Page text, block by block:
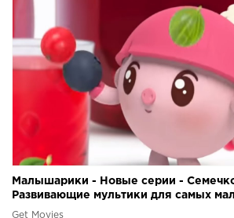
Малышарики - Новые серии -
Развивающие мультики для самых
Get Movies